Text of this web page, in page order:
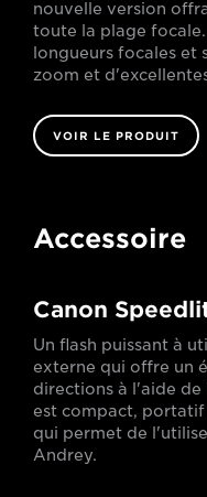
nouvelle version
toute la plage
longueurs focales et
zoom et
VOIR LE PRODUIT
Accessoire
Canon
Un flash puissant à
externe qui offre un
directions à l'aide de
est compact,
qui permet de
Andrey.